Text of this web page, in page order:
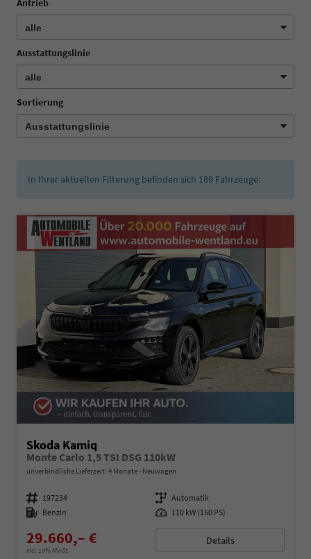
Antrieb
Ausstattungslinie
Sortierung
In Ihrer aktuellen Filterung befinden sich 189 Fahrzeuge:
Skoda Kamiq
Monte Carlo 1,5 TSI DSG 110kW
unverbindliche Lieferzeit: 4 Monate Neuwagen
Fahrzeugnummer 197234 Getriebe Automatik
Kraftstoff Benzin Leistung 110 kW (150 PS)
29.660,– €
incl. 19% MwSt.
Details